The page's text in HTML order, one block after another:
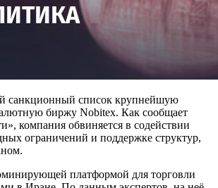
санкционный список крупнейшую
биржу Nobitex. Как сообщает
компания обвиняется в содействии
ограничений и поддержке структур,
платформой для торговли